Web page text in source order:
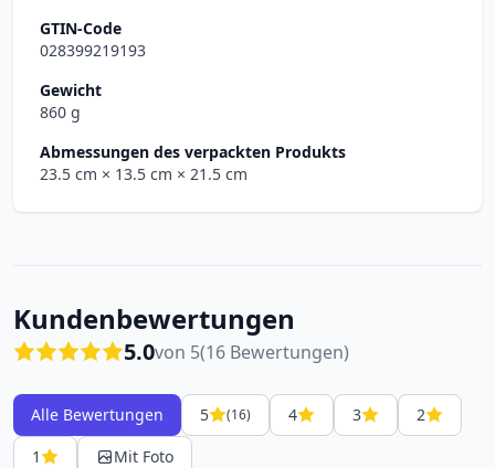
GTIN-Code
028399219193
Gewicht
860 g
Abmessungen des verpackten Produkts
23.5 cm × 13.5 cm × 21.5 cm
Kundenbewertungen
5.0von 5(16 Bewertungen)
Alle Bewertungen 5 (16) 4 3
2
1
Mit Foto